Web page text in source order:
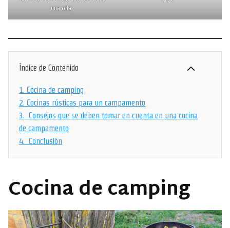
una olla.
Índice de Contenido
1. Cocina de camping
2. Cocinas rústicas para un campamento
3. Consejos que se deben tomar en cuenta en una cocina
de campamento
4. Conclusión
Cocina de camping